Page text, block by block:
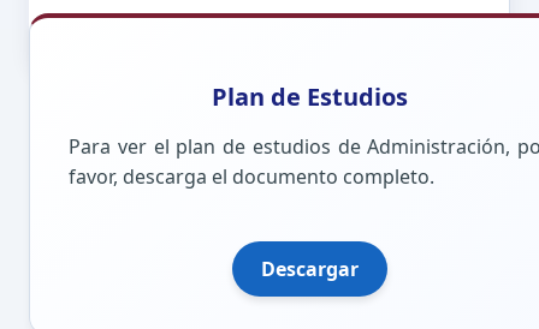
Plan de Estudios
Para ver el plan de estudios de Administración,
favor, descarga el documento completo.
Descargar